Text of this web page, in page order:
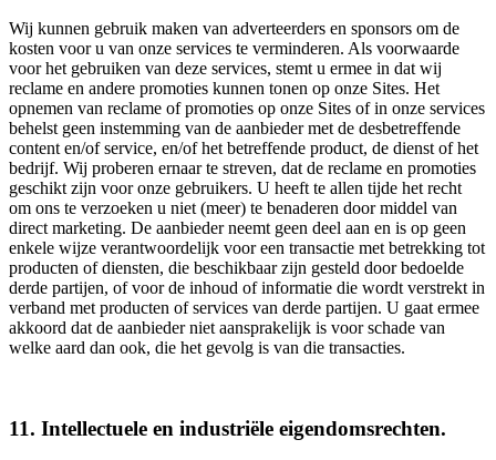
Wij kunnen gebruik maken van adverteerders en sponsors om de
kosten voor u van onze services te verminderen. Als voorwaarde
voor het gebruiken van deze services, stemt u ermee in dat wij
reclame en andere promoties kunnen tonen op onze Sites. Het
opnemen van reclame of promoties op onze Sites of in onze services
behelst geen instemming van de aanbieder met de desbetreffende
content en/of service, en/of het betreffende product, de dienst of het
bedrijf. Wij proberen ernaar te streven, dat de reclame en promoties
geschikt zijn voor onze gebruikers. U heeft te allen tijde het recht
om ons te verzoeken u niet (meer) te benaderen door middel van
direct marketing. De aanbieder neemt geen deel aan en is op geen
enkele wijze verantwoordelijk voor een transactie met betrekking tot
producten of diensten, die beschikbaar zijn gesteld door bedoelde
derde partijen, of voor de inhoud of informatie die wordt verstrekt in
verband met producten of services van derde partijen. U gaat ermee
akkoord dat de aanbieder niet aansprakelijk is voor schade van
welke aard dan ook, die het gevolg is van die transacties.
11. Intellectuele en industriële eigendomsrechten.